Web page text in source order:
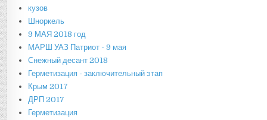
кузов
Шноркель
9 МАЯ 2018 год
МАРШ УАЗ Патриот - 9 мая
Снежный десант 2018
Герметизация - заключительный этап
Крым 2017
ДРП 2017
Герметизация